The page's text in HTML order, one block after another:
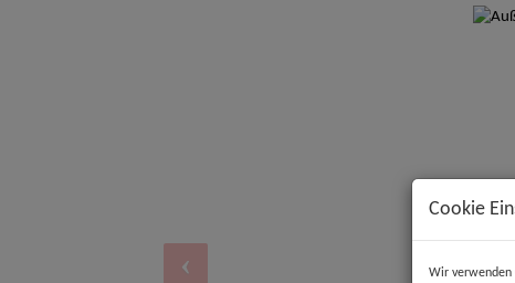
Cookie
Wir verwenden